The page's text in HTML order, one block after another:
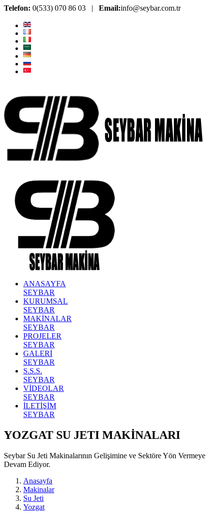
Telefon: 0(533) 070 86 03 | Email:info@seybar.com.tr
ANASAYFA
SEYBAR
KURUMSAL
SEYBAR
MAKİNALAR
SEYBAR
PROJELER
SEYBAR
GALERİ
SEYBAR
S.S.S.
SEYBAR
VİDEOLAR
SEYBAR
İLETİŞİM
SEYBAR
YOZGAT SU JETI MAKİNALARI
Seybar Su Jeti Makinalarının Gelişimine ve Sektöre Yön Vermeye
Devam Ediyor.
Anasayfa
Makinalar
Su Jeti
Yozgat